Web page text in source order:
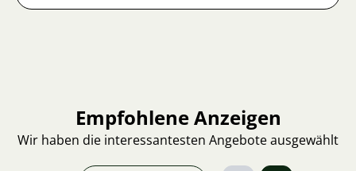
Empfohlene Anzeigen
Wir haben die interessantesten Angebote ausgewählt